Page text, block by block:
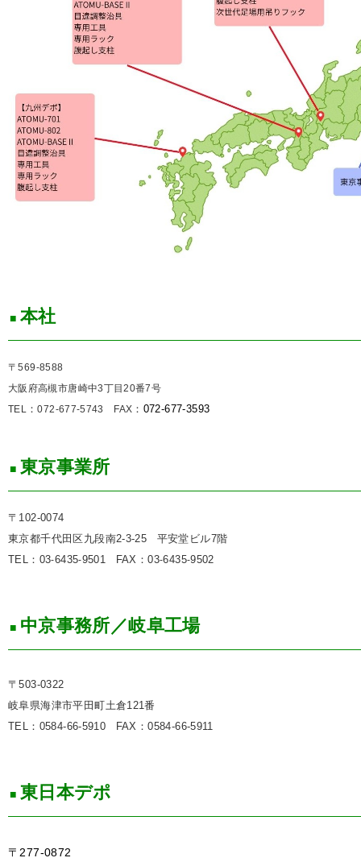
本社
〒569-8588
大阪府高槻市唐崎中3丁目20番7号
TEL ：072-677-5743 FAX ： 072-677-3593
東京事業所
〒102-0074
東京都千代田区九段南2-3-25
平安堂ビル7階
TEL：03-6435-9501 FAX：03-6435-9502
中京事務所／岐阜工場
〒503-0322
岐阜県海津市平田町土倉121番
TEL：0584-66-5910
FAX：0584-66-5911
東日本デポ
〒277-0872